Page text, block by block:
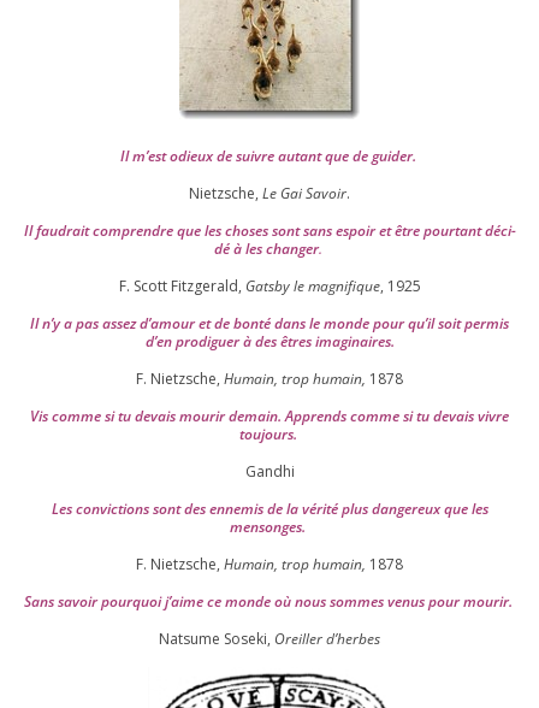
Il m’est odieux de suivre autant que de gui­der.
Nietzsche, Le Gai Savoir.
Il fau­drait com­prendre que les choses sont sans espoir et être pour­tant déci­
dé à les chan­ger.
F. Scott Fitzgerald, Gatsby le magni­fique, 1925
Il n’y a pas assez d’a­mour et de bon­té dans le monde pour qu’il soit per­mis
d’en pro­di­guer à des êtres imaginaires.
F. Nietzsche, Humain, trop humain, 1878
Vis comme si tu devais mou­rir demain. Apprends comme si tu devais vivre
toujours.
Gandhi
Les convic­tions sont des enne­mis de la véri­té plus dan­ge­reux que les
mensonges.
F. Nietzsche, Humain, trop humain, 1878
Sans savoir pour­quoi j’aime ce monde où nous sommes venus pour mourir.
Natsume Soseki, Oreiller d’herbes